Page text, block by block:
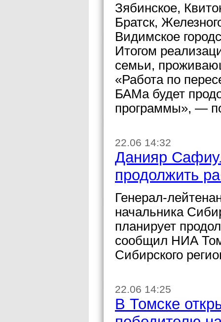
Зябинское,
Братск,
Видимское
Итогом
семьи,
«Работа по
БАМа будет
программы», —
22.06 14:32
Данияр
продолжить
Генерал-
начальника
планирует
сообщил НИА
Сибирского
22.06 14:25
В Томске